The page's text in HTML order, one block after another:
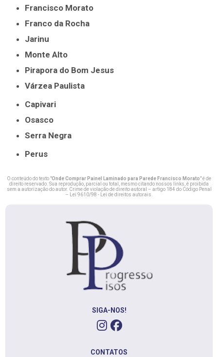
Francisco Morato
Franco da Rocha
Jarinu
Monte Alto
Pirapora do Bom Jesus
Várzea Paulista
Capivari
Osasco
Serra Negra
Perus
O conteúdo do texto "Onde Comprar Painel Laminado para Parede Francisco Morato" é de
direito reservado. Sua reprodução, parcial ou total, mesmo citando nossos links, é proibida
sem a autorização do autor. Crime de violação de direito autoral – artigo 184 do Código Penal
–
Lei 9610/98 - Lei de direitos autorais
SIGA-NOS!
CONTATOS